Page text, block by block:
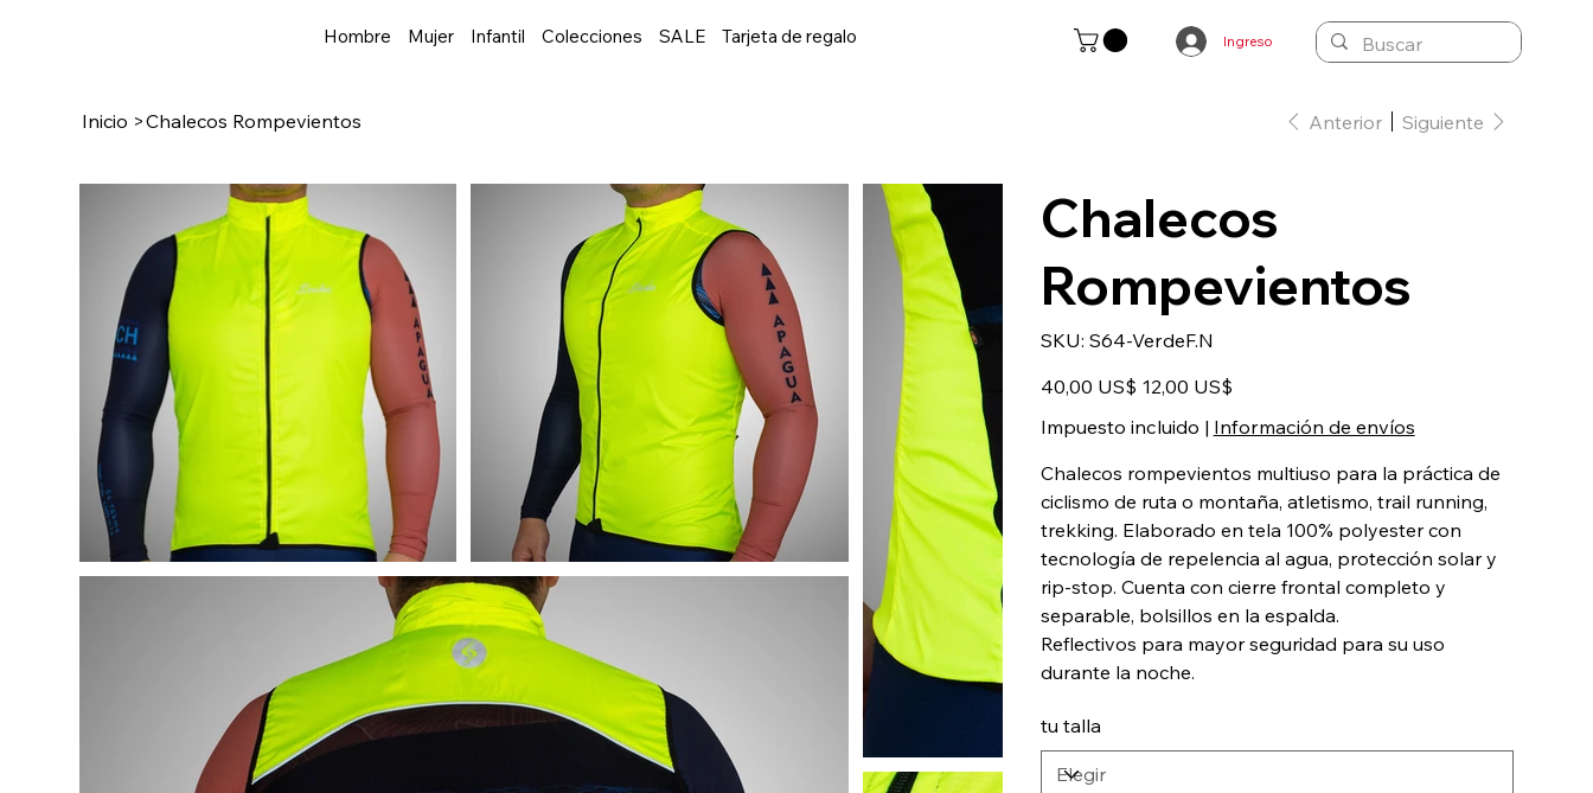
Hombre Mujer Infantil Colecciones SALE Tarjeta de regalo Ingreso
Inicio >Chalecos Rompevientos Anterior Siguiente
Chalecos
Rompevientos
SKU: SKU
S64-
S64-VerdeF.N
original
40,00 US$ de
12,00 US$
Impuesto incluido | Información de envíos
Chalecos rompevientos multiuso para la práctica de
ciclismo de ruta o montaña, atletismo, trail running,
trekking. Elaborado en tela 100% polyester con
tecnología de repelencia al agua, protección solar y
rip-stop. Cuenta con cierre frontal completo y
separable, bolsillos en la espalda.
Reflectivos para mayor seguridad para su uso
durante la noche.
tu talla